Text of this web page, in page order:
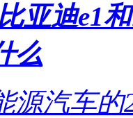
亚迪e1
么
源汽车的